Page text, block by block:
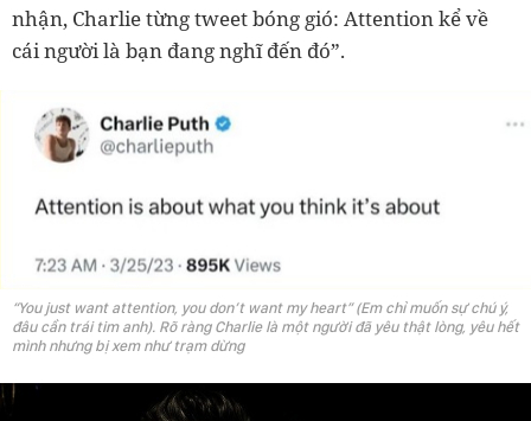
nhận, Charlie từng tweet bóng gió: Attention kể về
cái người là bạn đang nghĩ đến đó”.
“You just want attention, you don’t want my heart” (Em chỉ muốn sự chú ý,
đâu cần trái tim anh). Rõ ràng Charlie là một người đã yêu thật lòng, yêu hết
mình nhưng bị xem như trạm dừng